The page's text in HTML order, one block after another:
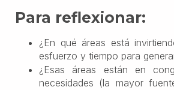
Para reflexionar:
¿En qué áreas está
esfuerzo y tiempo para
¿Esas áreas están en
necesidades (la mayor